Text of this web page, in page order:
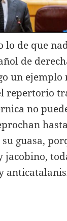
lo de que
de
un ejemplo
repertorio
no
guasa,
jacobino,